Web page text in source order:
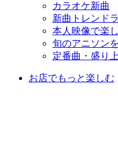
カラオケ新曲
新曲トレンド
本人映像で楽
旬のアニソン
定番曲・盛り
お店でもっと楽しむ